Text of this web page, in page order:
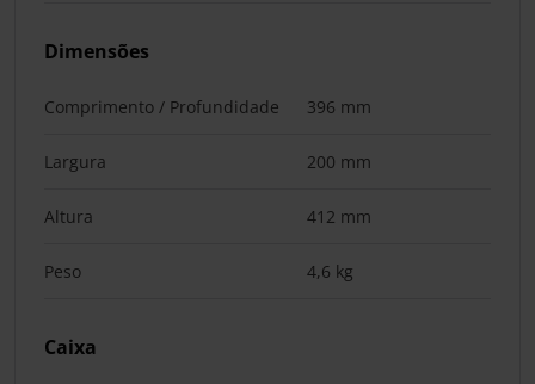
Dimensões
Comprimento / Profundidade 396 mm
Largura 200 mm
Altura 412 mm
Peso 4,6 kg
Caixa